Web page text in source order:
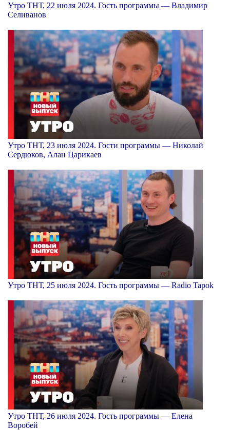
Утро ТНТ, 22 июля 2024. Гость программы — Владимир
Селиванов
Утро ТНТ, 23 июля 2024. Гости программы — Николай
Сердюков, Алан Царикаев
Утро ТНТ, 25 июля 2024. Гость программы — Radio Tapok
Утро ТНТ, 26 июля 2024. Гость программы — Елена
Воробей